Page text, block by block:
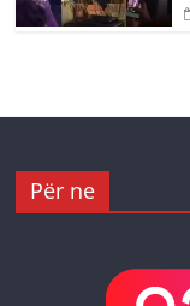
Për ne